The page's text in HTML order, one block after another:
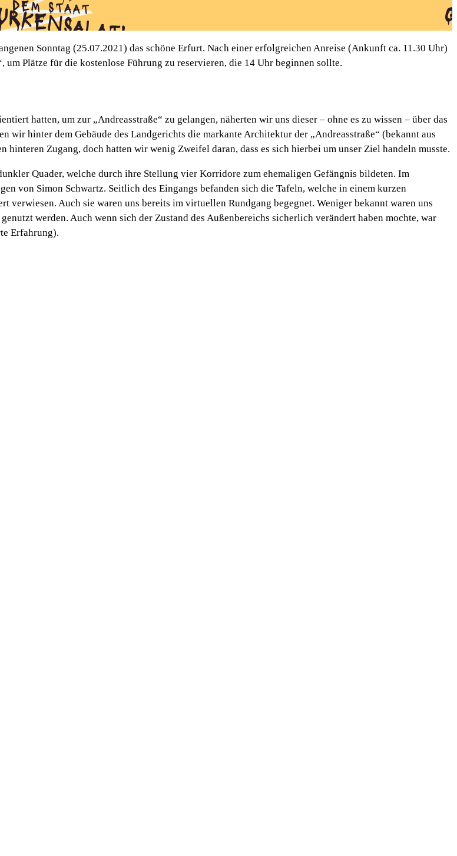
Sonntag (25.07.2021) das schöne Erfurt. Nach einer erfolgreichen Anreise (Ankunft ca. 11.30 Uhr)
Plätze für die kostenlose Führung zu reservieren, die 14 Uhr beginnen sollte.
hatten, um zur „Andreasstraße“ zu gelangen, näherten wir uns dieser – ohne es zu wissen – über das
hinter dem Gebäude des Landgerichts die markante Architektur der „Andreasstraße“ (bekannt aus
Zugang, doch hatten wir wenig Zweifel daran, dass es sich hierbei um unser Ziel handeln musste.
Quader, welche durch ihre Stellung vier Korridore zum ehemaligen Gefängnis bildeten. Im
von Simon Schwartz. Seitlich des Eingangs befanden sich die Tafeln, welche in einem kurzen
verwiesen. Auch sie waren uns bereits im virtuellen Rundgang begegnet. Weniger bekannt waren uns
werden. Auch wenn sich der Zustand des Außenbereichs sicherlich verändert haben mochte, war
Erfahrung).